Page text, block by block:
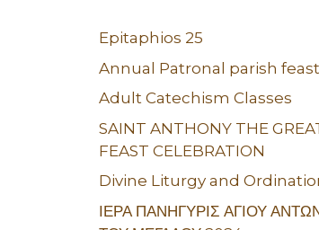
Epitaphios 25
Annual Patronal parish feast
Adult Catechism Classes
SAINT ANTHONY THE
FEAST CELEBRATION
Divine Liturgy and
ΙΕΡΑ ΠΑΝΗΓΥΡΙΣ ΑΓΙΟΥ